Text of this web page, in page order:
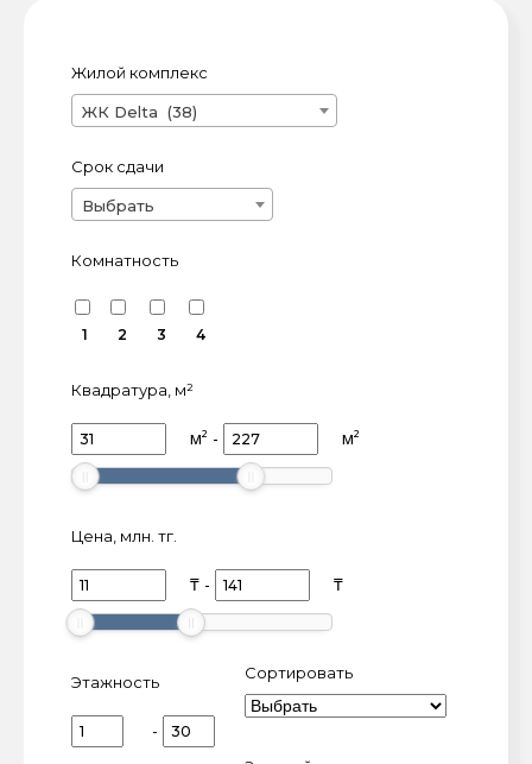
Жилой комплекс
ЖКЖК Delta (38)
Срок сдачи
Выбрать
Комнатность
1 2 3 4
Квадратура, м²
м² - м²
Цена, млн. тг.
млн.
тг
₸ -
млн.
тг
₸
Этажность
-
Сортировать